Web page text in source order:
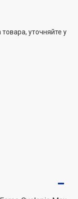
удобной
и легкости.
HEF system,
99.9%.
для всех
уточняйте у